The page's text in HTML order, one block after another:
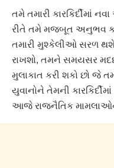
તમે તમારી કારકિર્દીમાં
રીતે તમે મજબૂત અનુભવ
તમારી મુશ્કેલીઓ સરળ
રાખશો, તમને સમયસર
મુલાકાત કરી શકો છો જે
યુવાનોને તેમની
આજે રાજનૈતિક